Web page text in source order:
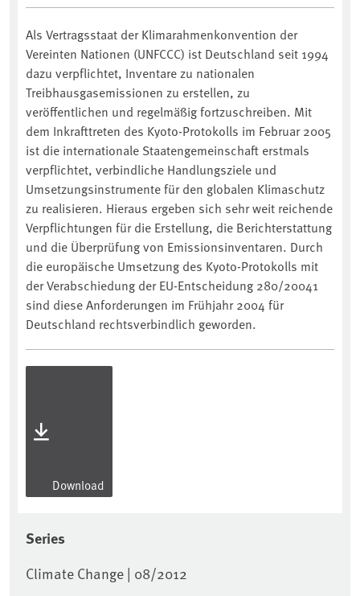
Als Vertragsstaat der Klimarahmenkonvention der
Vereinten Nationen (UNFCCC) ist Deutschland seit 1994
dazu verpflichtet, Inventare zu nationalen
Treibhausgasemissionen zu erstellen, zu
veröffentlichen und regelmäßig fortzuschreiben. Mit
dem Inkrafttreten des Kyoto-Protokolls im Februar 2005
ist die internationale Staatengemeinschaft erstmals
verpflichtet, verbindliche Handlungsziele und
Umsetzungsinstrumente für den globalen Klimaschutz
zu realisieren. Hieraus ergeben sich sehr weit reichende
Verpflichtungen für die Erstellung, die Berichterstattung
und die Überprüfung von Emissionsinventaren. Durch
die europäische Umsetzung des Kyoto-Protokolls mit
der Verabschiedung der EU-Entscheidung 280/20041
sind diese Anforderungen im Frühjahr 2004 für
Deutschland rechtsverbindlich geworden.
Download
Series
Climate Change | 08/2012